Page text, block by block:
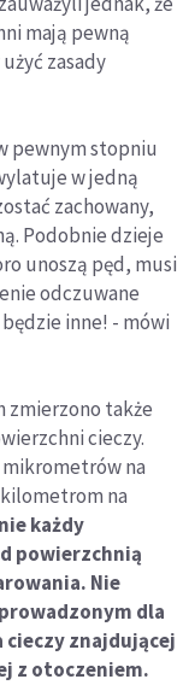
mają pewną
zasady
pewnym stopniu
w jedną
zachowany,
Podobnie dzieje
unoszą pęd, musi
odczuwane
inne! - mówi
zmierzono także
cieczy.
mikrometrów na
na
każdy
powierzchnią
Nie
dla
znajdującej
z otoczeniem.